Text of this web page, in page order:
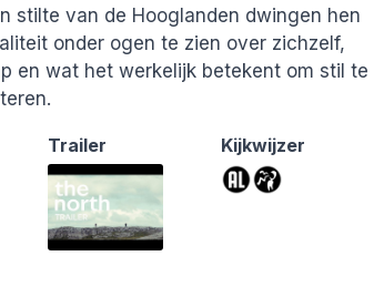
stilte van de Hooglanden dwingen hen
onder ogen te zien over zichzelf,
en wat het werkelijk betekent om stil te
Trailer Kijkwijzer